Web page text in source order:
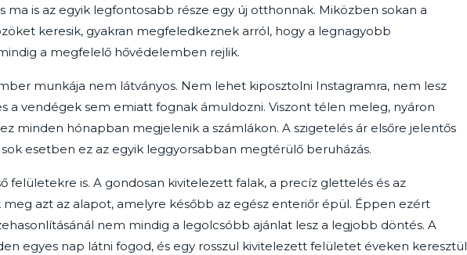
ma is az egyik legfontosabb része egy új otthonnak. Miközben sokan a
keresik, gyakran megfeledkeznek arról, hogy a legnagyobb
a megfelelő hővédelemben rejlik.
munkája nem látványos. Nem lehet kiposztolni Instagramra, nem lesz
a vendégek sem emiatt fognak ámuldozni. Viszont télen meleg, nyáron
ez minden hónapban megjelenik a számlákon. A szigetelés ár elsőre jelentős
esetben ez az egyik leggyorsabban megtérülő beruházás.
felületekre is. A gondosan kivitelezett falak, a precíz glettelés és az
meg azt az alapot, amelyre később az egész enteriőr épül. Éppen ezért
nem mindig a legolcsóbb ajánlat lesz a legjobb döntés. A
egyes nap látni fogod, és egy rosszul kivitelezett felületet éveken keresztül